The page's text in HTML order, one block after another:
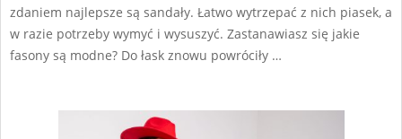
zdaniem najlepsze są sandały. Łatwo wytrzepać z nich piasek, a
w razie potrzeby wymyć i wysuszyć. Zastanawiasz się jakie
fasony są modne? Do łask znowu powróciły …